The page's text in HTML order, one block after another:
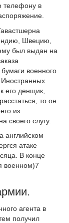
телефону в
Швецию,
был выдан на
бумаги военного
его денщик,
то он
из
своего слугу.
английском
атаке
В конце
военном)7
агента в
получил